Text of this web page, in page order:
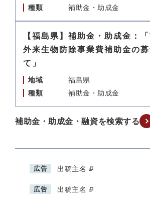
種類
補助金・助成金
【福島県】補助金・助成金：
外来生物防除事業費補助金の
て」
地域
福島県
種類
補助金・助成金
補助金・助成金・融資を検索する
広告 出稿主名
広告 出稿主名